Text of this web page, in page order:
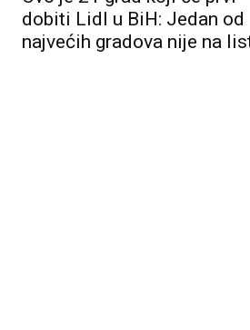
dobiti Lidl u BiH: Jedan od
najvećih gradova nije na